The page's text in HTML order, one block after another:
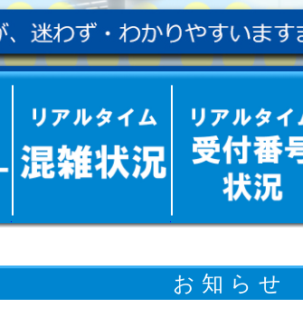
お 知 ら せ